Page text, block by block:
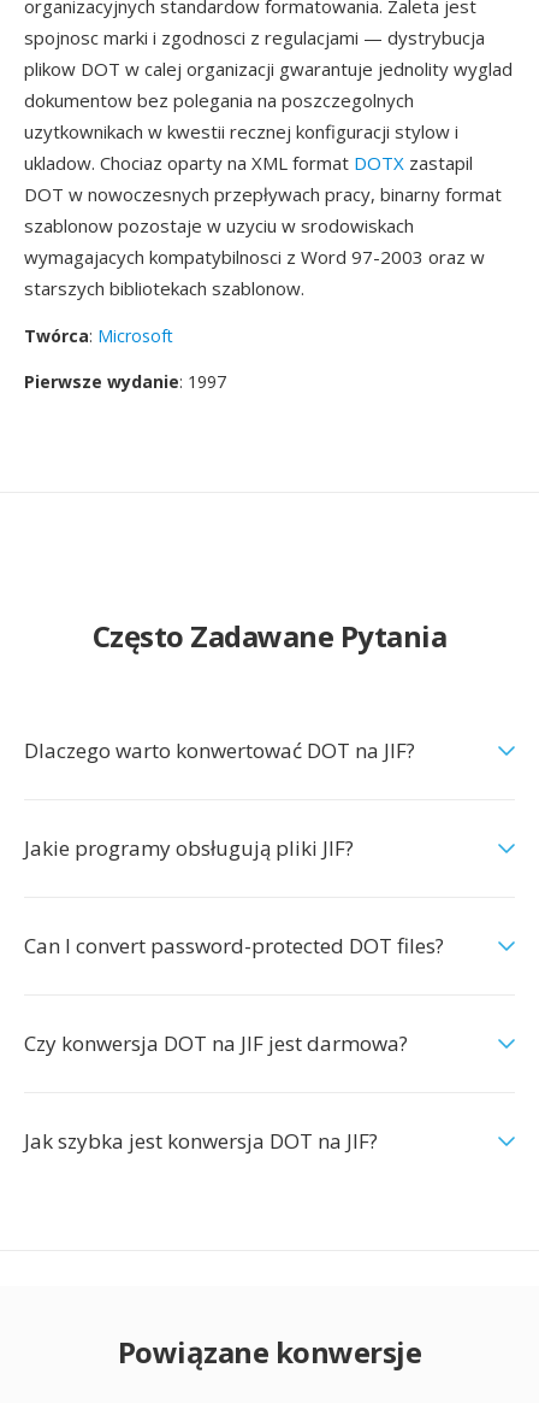
organizacyjnych standardow formatowania. Zaleta jest
spojnosc marki i zgodnosci z regulacjami — dystrybucja
plikow DOT w calej organizacji gwarantuje jednolity wyglad
dokumentow bez polegania na poszczegolnych
uzytkownikach w kwestii recznej konfiguracji stylow i
ukladow. Chociaz oparty na XML format DOTX zastapil
DOT w nowoczesnych przepływach pracy, binarny format
szablonow pozostaje w uzyciu w srodowiskach
wymagajacych kompatybilnosci z Word 97-2003 oraz w
starszych bibliotekach szablonow.
Twórca: Microsoft
Pierwsze wydanie: 1997
Często Zadawane Pytania
Dlaczego warto konwertować DOT na JIF?
Jakie programy obsługują pliki JIF?
Can I convert password-protected DOT files?
Czy konwersja DOT na JIF jest darmowa?
Jak szybka jest konwersja DOT na JIF?
Powiązane konwersje